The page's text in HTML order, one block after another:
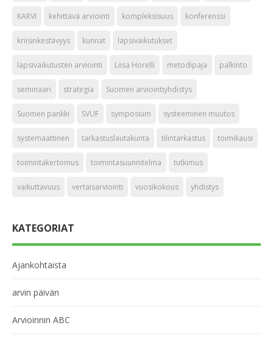
KARVI kehittävä arviointi kompleksisuus konferenssi
kriisinkestävyys kunnat lapsivaikutukset
lapsivaikutusten arviointi Liisa Horelli metodipaja palkinto
seminaari strategia Suomen arviointiyhdistys
Suomen pankki SVUF symposium systeeminen muutos
systemaattinen tarkastuslautakunta tilintarkastus toimikausi
toimintakertomus toimintasuunnitelma tutkimus
vaikuttavuus vertaisarviointi vuosikokous yhdistys
KATEGORIAT
Ajankohtaista
arvin päivän
Arvioinnin ABC